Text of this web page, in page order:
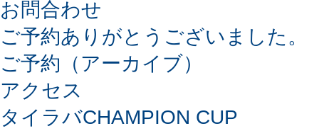
お問合わせ
ご予約ありがとうございました。
ご予約（アーカイブ）
アクセス
タイラバCHAMPION CUP